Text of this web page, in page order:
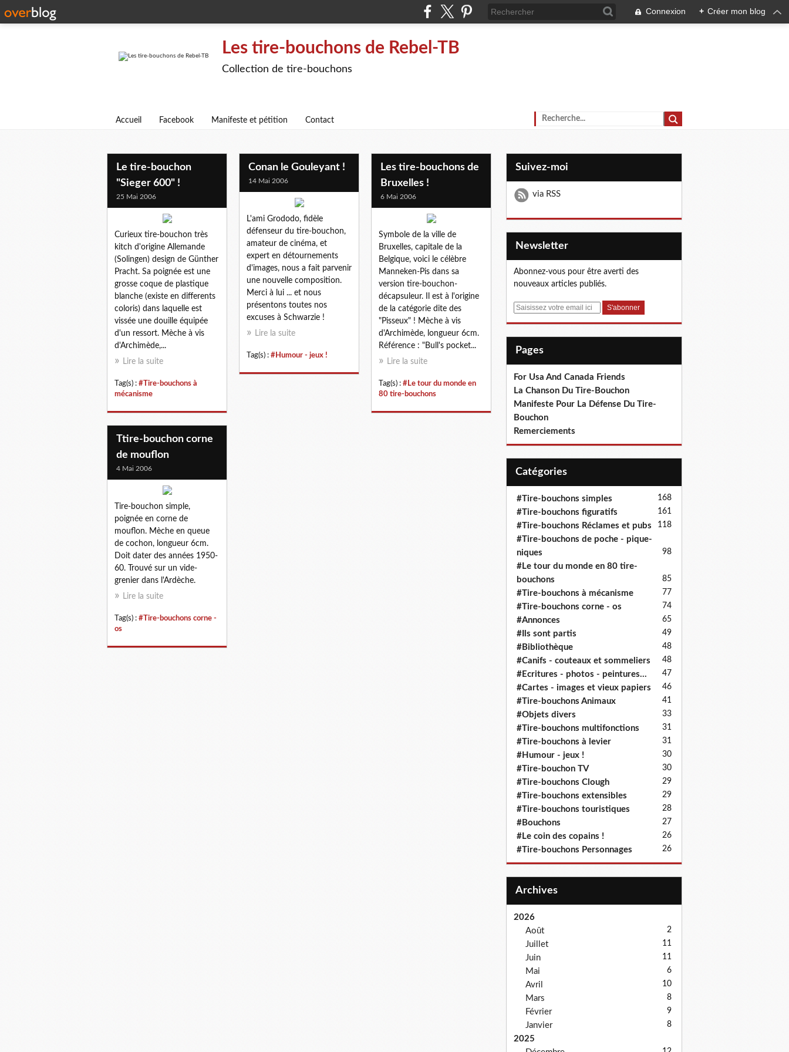
Connexion + Créer mon blog
Les tire-bouchons de Rebel-TB
Collection de tire-bouchons
Accueil Facebook Manifeste et pétition Contact
Le tire-bouchon
"Sieger 600" !
25 Mai 2006
Curieux tire-bouchon très
kitch d'origine Allemande
(Solingen) design de Günther
Pracht. Sa poignée est une
grosse coque de plastique
blanche (existe en differents
coloris) dans laquelle est
vissée une douille équipée
d'un ressort. Mèche à vis
d'Archimède,...
Lire la suite
Tag(s) : #Tire-bouchons à
mécanisme
Conan le Gouleyant !
14 Mai 2006
L'ami Grododo, fidèle
défenseur du tire-bouchon,
amateur de cinéma, et
expert en détournements
d'images, nous a fait parvenir
une nouvelle composition.
Merci à lui ... et nous
présentons toutes nos
excuses à Schwarzie !
Lire la suite
Tag(s) : #Humour - jeux !
Les tire-bouchons de
Bruxelles !
6 Mai 2006
Symbole de la ville de
Bruxelles, capitale de la
Belgique, voici le célèbre
Manneken-Pis dans sa
version tire-bouchon-
décapsuleur. Il est à l'origine
de la catégorie dite des
"Pisseux" ! Mèche à vis
d'Archimède, longueur 6cm.
Référence : "Bull's pocket...
Lire la suite
Tag(s) : #Le tour du monde en
80 tire-bouchons
Ttire-bouchon corne
de mouflon
4 Mai 2006
Tire-bouchon simple,
poignée en corne de
mouflon. Mèche en queue
de cochon, longueur 6cm.
Doit dater des années 1950-
60. Trouvé sur un vide-
grenier dans l'Ardèche.
Lire la suite
Tag(s) : #Tire-bouchons corne -
os
Suivez-moi
via RSS
Newsletter
Abonnez-vous pour être averti des
nouveaux articles publiés.
E
Pages
For Usa And Canada Friends
La Chanson Du Tire-Bouchon
Manifeste Pour La Défense Du Tire-
Bouchon
Remerciements
Catégories
#Tire-bouchons simples 168
#Tire-bouchons figuratifs 161
#Tire-bouchons Réclames et pubs 118
#Tire-bouchons de poche - pique-
niques
98
#Le tour du monde en 80 tire-
bouchons
85
#Tire-bouchons à mécanisme 77
#Tire-bouchons corne - os 74
#Annonces 65
#Ils sont partis 49
#Bibliothèque 48
#Canifs - couteaux et sommeliers 48
#Ecritures - photos - peintures... 47
#Cartes - images et vieux papiers 46
#Tire-bouchons Animaux 41
#Objets divers 33
#Tire-bouchons multifonctions 31
#Tire-bouchons à levier 31
#Humour - jeux ! 30
#Tire-bouchon TV 30
#Tire-bouchons Clough 29
#Tire-bouchons extensibles 29
#Tire-bouchons touristiques 28
#Bouchons 27
#Le coin des copains ! 26
#Tire-bouchons Personnages 26
Archives
2026
Août
2
Juillet 11
Juin 11
Mai 6
Avril 10
Mars 8
Février 9
Janvier 8
2025